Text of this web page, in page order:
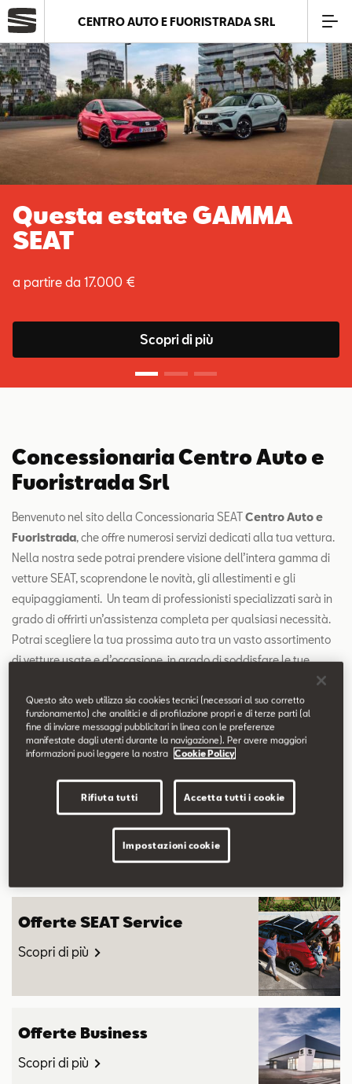
Azienda
Modelli
Service
Contatti
CENTRO AUTO E FUORISTRADA SRL
Nuova Arona Black
Edition
Tua da 169€ al mese. TAN 2,95% - TAEG 4,17%
Scopri di più
Concessionaria Centro Auto e
Fuoristrada Srl
Benvenuto nel sito della Concessionaria SEATCentro Auto e
Fuoristrada, che offre numerosi servizi dedicati alla tua vettura.
Nella nostra sede potrai prendere visione dell’intera gamma di
vetture SEAT, scoprendone le novità, gli allestimenti e gli
equipaggiamenti. Un team di professionisti specializzati sarà in
grado di offrirti un’assistenza completa per qualsiasi necessità.
Potrai scegliere la tua prossima auto tra un vasto assortimento
di vetture usate e d’occasione, in grado di soddisfare le tue
Scopri di più su Concessionaria Centro Auto e Fuoristrada Srl.
Offerte SEAT
Offerte SEAT Service
Scopri di più
Offerte Business
Scopri di più
Questo sito web utilizza sia cookies tecnici (necessari al suo corretto
funzionamento) che analitici e di profilazione propri e di terze parti (al
fine di inviare messaggi pubblicitari in linea con le preferenze
manifestate dagli utenti durante la navigazione). Per avere maggiori
informazioni puoi leggere la nostra
Cookie Policy
Rifiuta tutti Accetta tutti i cookie
Impostazioni cookie